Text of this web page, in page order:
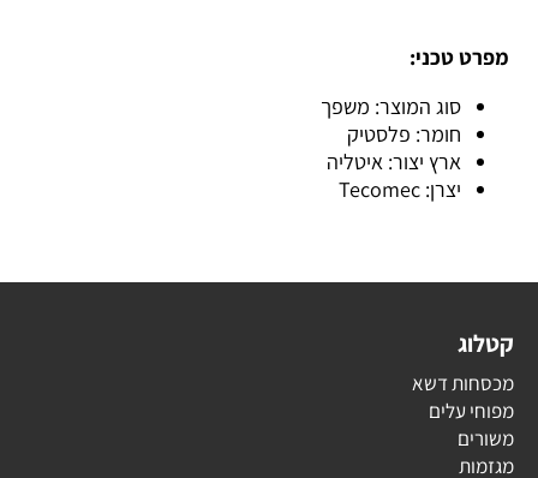
מפרט טכני:
סוג המוצר: משפך
חומר: פלסטיק
ארץ יצור: איטליה
יצרן: Tecomec
קטלוג
מכסחות דשא
מפוחי עלים
משורים
מגזמות